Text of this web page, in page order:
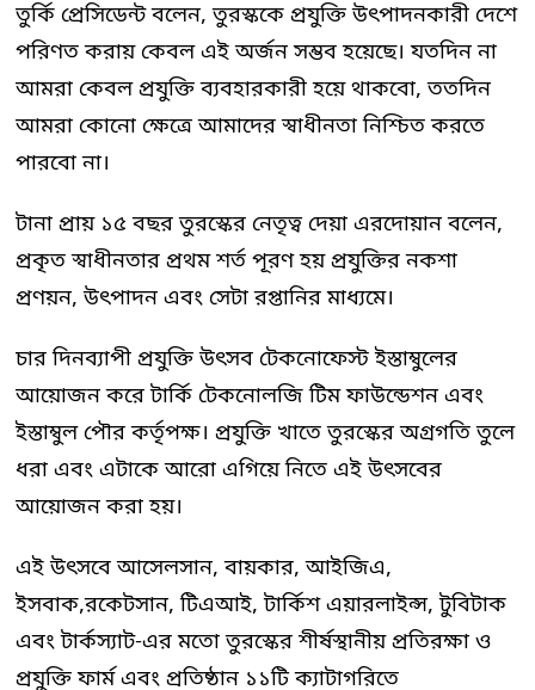
তুর্কি প্রেসিডেন্ট বলেন, তুরস্ককে প্রযুক্তি উৎপাদনকারী দেশে
পরিণত করায় কেবল এই অর্জন সম্ভব হয়েছে। যতদিন না
আমরা কেবল প্রযুক্তি ব্যবহারকারী হয়ে থাকবো, ততদিন
আমরা কোনো ক্ষেত্রে আমাদের স্বাধীনতা নিশ্চিত করতে
পারবো না।
টানা প্রায় ১৫ বছর তুরস্কের নেতৃত্ব দেয়া এরদোয়ান বলেন,
প্রকৃত স্বাধীনতার প্রথম শর্ত পূরণ হয় প্রযুক্তির নকশা
প্রণয়ন, উৎপাদন এবং সেটা রপ্তানির মাধ্যমে।
চার দিনব্যাপী প্রযুক্তি উৎসব টেকনোফেস্ট ইস্তাম্বুলের
আয়োজন করে টার্কি টেকনোলজি টিম ফাউন্ডেশন এবং
ইস্তাম্বুল পৌর কর্তৃপক্ষ। প্রযুক্তি খাতে তুরস্কের অগ্রগতি তুলে
ধরা এবং এটাকে আরো এগিয়ে নিতে এই উৎসবের
আয়োজন করা হয়।
এই উৎসবে আসেলসান, বায়কার, আইজিএ,
ইসবাক,রকেটসান, টিএআই, টার্কিশ এয়ারলাইন্স, টুবিটাক
এবং টার্কস্যাট-এর মতো তুরস্কের শীর্ষস্থানীয় প্রতিরক্ষা ও
প্রযুক্তি ফার্ম এবং প্রতিষ্ঠান ১১টি ক্যাটাগরিতে